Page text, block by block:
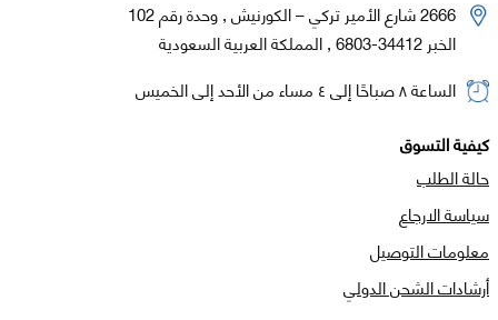
2666 شارع الأمير تركي – الكورنيش , وحدة رقم 102
الخبر 34412-6803 , المملكة العربية السعودية
الساعة ٨ صباحًا إلى ٤ مساء من الأحد إلى الخميس
كيفية التسوق
حالة الطلب
سياسة الارجاع
معلومات التوصيل
أرشادات الشحن الدولي